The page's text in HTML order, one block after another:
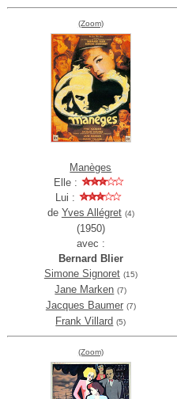
(Zoom)
Manèges
Elle :
Lui :
de Yves Allégret (4)
(1950)
avec :
Bernard Blier
Simone Signoret (15)
Jane Marken (7)
Jacques Baumer (7)
Frank Villard (5)
(Zoom)